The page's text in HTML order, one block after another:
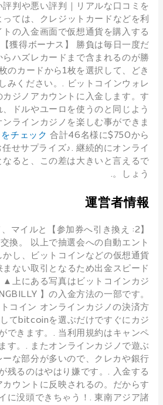
判や悪い評判｜リアルな口コミを
ては、クレジットカードなどを利
の入金画面で仮想通貨を購入する
獲得ボーナス】 勝負は毎日一度だ
ハズレカードまで含まれるのが勝
のカードから1枚を選択して、どき
みください。. ビットコインウォレ
ジノアカウントに入金します。す
ドルやユーロを使うのと同じよう
ラインカジノを楽しむ事ができま
チェック 合計46名様に$750から
せサプライズ♪. 継続的にオンライ
なると、この差は大きいと言えるで
しょう。.
運営者情報
プにて、マイルと
換。 以上で抽選会への自動エント
かし、ビットコインなどの仮想通貨
ない取引となるため出金スピード
▲上にある写真はビットコインカジ
】の入金方法の一部です。
コイン オンラインカジノの決済方
てbitcoinを選ぶだけですぐにカジ
できます。. 当利用規約はキャンペ
す。. またオンラインカジノで遊ぶ
な部分が多いので、クレカや銀行
残るのはやはり嫌です。. 入金する
ウントに反映されるの。だからす
に没頭できちゃう！. 東南アジア諸